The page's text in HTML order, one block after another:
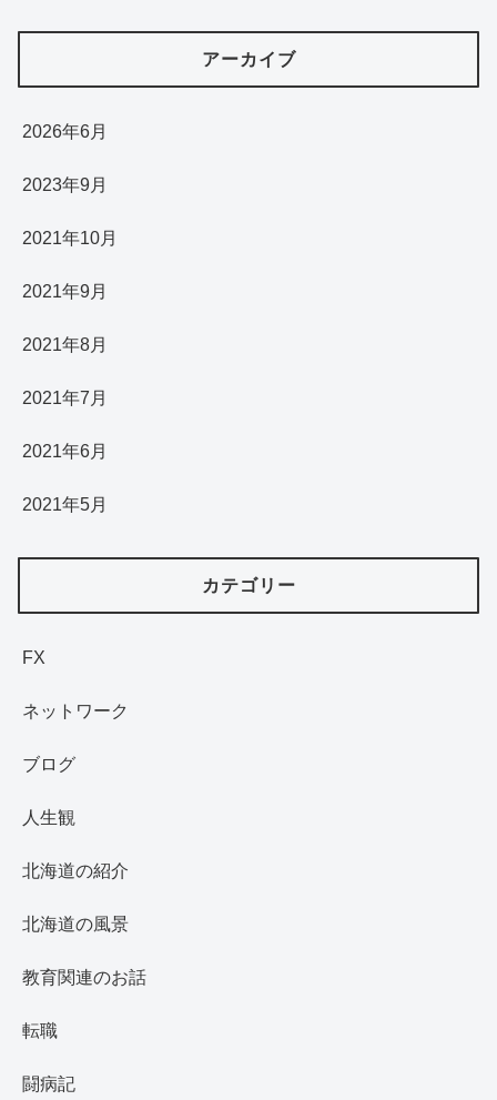
アーカイブ
2026年6月
2023年9月
2021年10月
2021年9月
2021年8月
2021年7月
2021年6月
2021年5月
カテゴリー
FX
ネットワーク
ブログ
人生観
北海道の紹介
北海道の風景
教育関連のお話
転職
闘病記